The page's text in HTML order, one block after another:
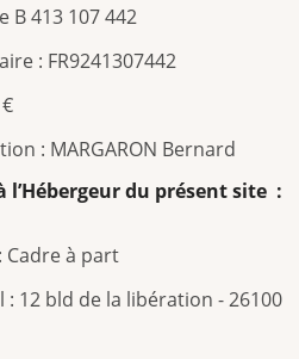
B 413 107 442
: FR9241307442
: MARGARON Bernard
du présent site :
Cadre à part
: 12 bld de la libération - 26100